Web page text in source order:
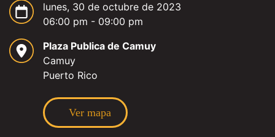
lunes, 30 de octubre de 2023
06:00 pm - 09:00 pm
Plaza Publica de Camuy
Camuy
Puerto Rico
Ver mapa